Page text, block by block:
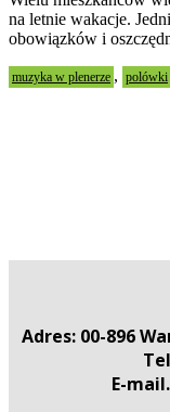
na letnie wakacje.
obowiązków i
muzyka w plenerze , polówki
Adres: 00-896
E-